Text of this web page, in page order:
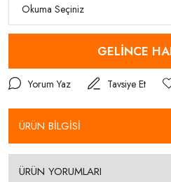
GELİNCE
Yorum Yaz Tavsiye Et
ÜRÜN BİLGİSİ
ÜRÜN YORUMLARI